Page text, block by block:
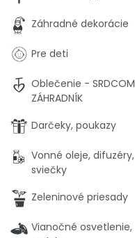
Záhradné dekorácie
Pre deti
Oblečenie - SRDCOM
ZÁHRADNÍK
Darčeky, poukazy
Vonné oleje, difuzéry,
sviečky
Zeleninové priesady
Vianočné osvetlenie,